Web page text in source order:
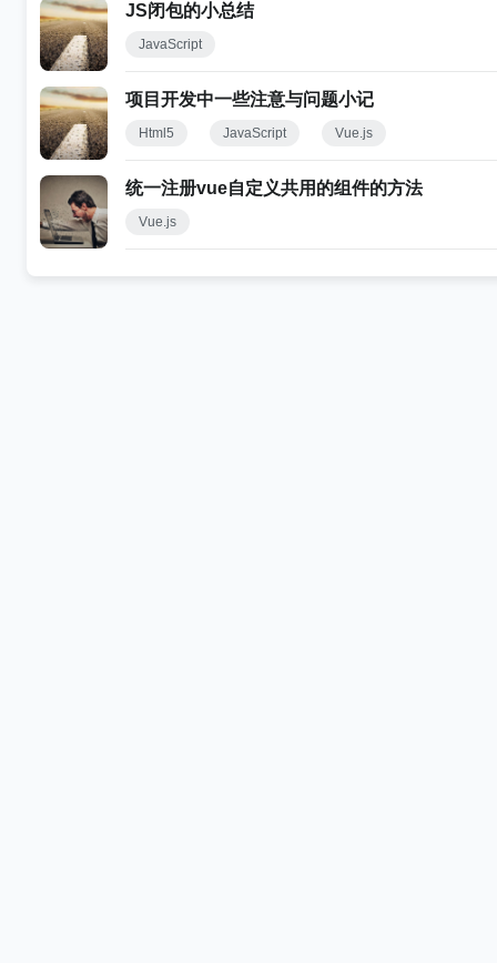
JS闭包的小总结
JavaScript
项目开发中一些注意与问题小记
Html5 JavaScript Vue.js
统一注册vue自定义共用的组件的方法
Vue.js